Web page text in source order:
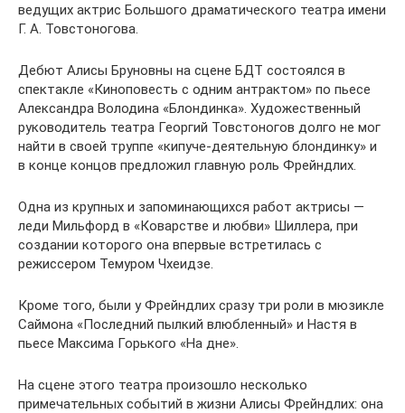
ведущих актрис Большого драматического театра имени
Г. А. Товстоногова.
Дебют Алисы Бруновны на сцене БДТ состоялся в
спектакле «Киноповесть с одним антрактом» по пьесе
Александра Володина «Блондинка». Художественный
руководитель театра Георгий Товстоногов долго не мог
найти в своей труппе «кипуче-деятельную блондинку» и
в конце концов предложил главную роль Фрейндлих.
Одна из крупных и запоминающихся работ актрисы —
леди Мильфорд в «Коварстве и любви» Шиллера, при
создании которого она впервые встретилась с
режиссером Темуром Чхеидзе.
Кроме того, были у Фрейндлих сразу три роли в мюзикле
Саймона «Последний пылкий влюбленный» и Настя в
пьесе Максима Горького «На дне».
На сцене этого театра произошло несколько
примечательных событий в жизни Алисы Фрейндлих: она